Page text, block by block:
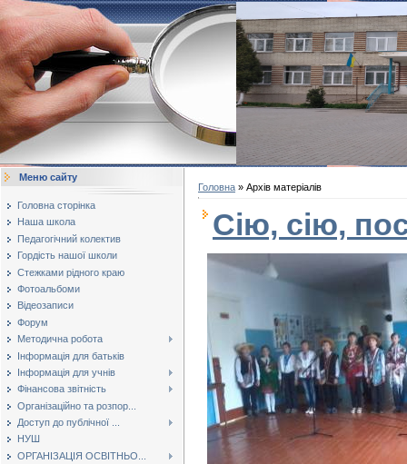
Меню сайту
Головна сторінка
Наша школа
Педагогічний колектив
Гордість нашої школи
Стежками рідного краю
Фотоальбоми
Відеозаписи
Форум
Методична робота
Інформація для батьків
Інформація для учнів
Фінансова звітність
Організаційно та розпор...
Доступ до публічної ...
НУШ
ОРГАНІЗАЦІЯ ОСВІТНЬО...
Головна » Архів матеріалів
Сію, сію,